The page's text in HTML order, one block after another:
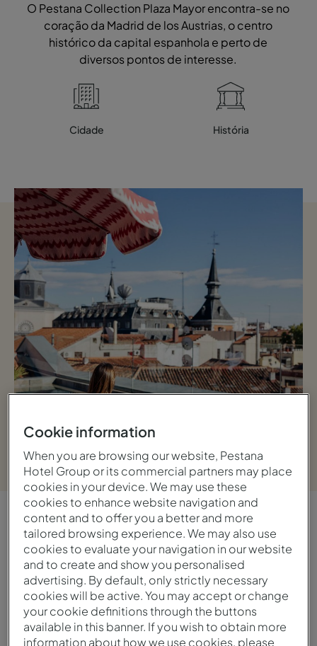
O Pestana Collection Plaza Mayor encontra-se no
coração da Madrid de los Austrias, o centro
histórico da capital espanhola e perto de
diversos pontos de interesse.
Cidade História
VISTA GERAL
Histórico e central
Dormir no centro histórico de Madrid, num
edifício barroco localizado na praça mais
emblemática da cidade, que combina a
Cookie information
When you are browsing our website, Pestana
Hotel Group or its commercial partners may place
cookies in your device. We may use these
cookies to enhance website navigation and
content and to offer you a better and more
tailored browsing experience. We may also use
cookies to evaluate your navigation in our website
and to create and show you personalised
advertising. By default, only strictly necessary
cookies will be active. You may accept or change
your cookie definitions through the buttons
available in this banner. If you wish to obtain more
information about how we use cookies, please